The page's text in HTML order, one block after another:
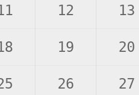
12 13
19 20
26 27